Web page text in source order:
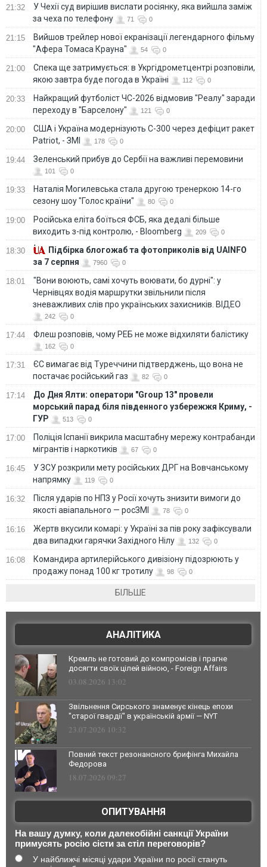
21:32
У Чехії суд вирішив вислати росіянку, яка вийшла заміж
за чеха по телефону
71 0
21:15
Вийшов трейлер нової екранізації легендарного фільму
"Афера Томаса Крауна"
54 0
21:00
Спека ще затримується: в Укргідрометцентрі розповіли,
якою завтра буде погода в Україні
112 0
20:33
Найкращий футболіст ЧС-2026 відмовив "Реалу" заради
переходу в "Барселону"
121 0
20:00
США і Україна модернізують С-300 через дефіцит ракет
Patriot, - ЗМІ
178 0
19:44 Зеленський прибув до Сербії на важливі перемовини
101 0
19:33
Наталія Могилевська стала другою тренеркою 14-го
сезону шоу "Голос країни"
80 0
19:00
Російська еліта боїться ФСБ, яка дедалі більше
виходить з-під контролю, - Bloomberg
209 0
18:30
Підбірка блогожаб та фотоприколів від UAINFO
за 7 серпня
7960 0
18:01
"Вони воюють, самі хочуть воювати, бо дурні": у
Чернівцях водія маршрутки звільнили після
зневажливих слів про українських захисників. ВІДЕО
242 0
17:44 Флеш розповів, чому РЕБ не може відхиляти балістику
162 0
17:31
ЄС вимагає від Туреччини підтверджень, що вона не
постачає російський газ
82 0
17:14
До Дня Ялти: оператори "Group 13" провели
морський парад біля південного узбережжя Криму, -
ГУР
513 0
17:00
Поліція Іспанії викрила масштабну мережу контрабанди
мігрантів і наркотиків
67 0
16:45
У ЗСУ розкрили мету російських ДРГ на Вовчанському
напрямку
119 0
16:32
Після ударів по НПЗ у Росії хочуть знизити вимоги до
якості авіапального — росЗМІ
78 0
16:16
Жертв вкусили комарі: у Україні за пів року зафіксували
два випадки гарячки Західного Нілу
132 0
16:08
Командира артилерійського дивізіону підозрюють у
продажу понад 100 кг тротилу
98 0
БІЛЬШЕ
АНАЛІТИКА
Кремль не готовий до компромісів і прагне
досягти своїх цілей війною, - Foreign Affairs
03.08.2026 13:02
Звільнення Сирського знаменує кінець епохи
"старої гвардії" в українській армії — NYT
23.07.2026 10:32
Повний текст резонансного брифінга Михайла
Федорова
18.07.2026 09:27
ОПИТУВАННЯ
На вашу думку, коли далекобійні санкції України
примусять росію сісти за стіл переговорів?
У найближчі місяці удари України по росії стануть